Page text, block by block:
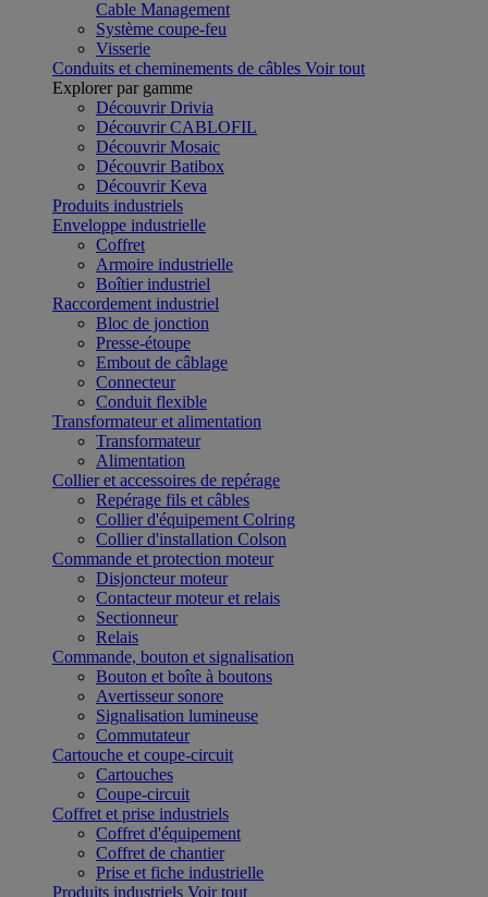
Cable Management
Système coupe-feu
Visserie
Conduits et cheminements de câbles Voir tout
Explorer par gamme
Découvrir Drivia
Découvrir CABLOFIL
Découvrir Mosaic
Découvrir Batibox
Découvrir Keva
Produits industriels
Enveloppe industrielle
Coffret
Armoire industrielle
Boîtier industriel
Raccordement industriel
Bloc de jonction
Presse-étoupe
Embout de câblage
Connecteur
Conduit flexible
Transformateur et alimentation
Transformateur
Alimentation
Collier et accessoires de repérage
Repérage fils et câbles
Collier d'équipement Colring
Collier d'installation Colson
Commande et protection moteur
Disjoncteur moteur
Contacteur moteur et relais
Sectionneur
Relais
Commande, bouton et signalisation
Bouton et boîte à boutons
Avertisseur sonore
Signalisation lumineuse
Commutateur
Cartouche et coupe-circuit
Cartouches
Coupe-circuit
Coffret et prise industriels
Coffret d'équipement
Coffret de chantier
Prise et fiche industrielle
Produits industriels Voir tout